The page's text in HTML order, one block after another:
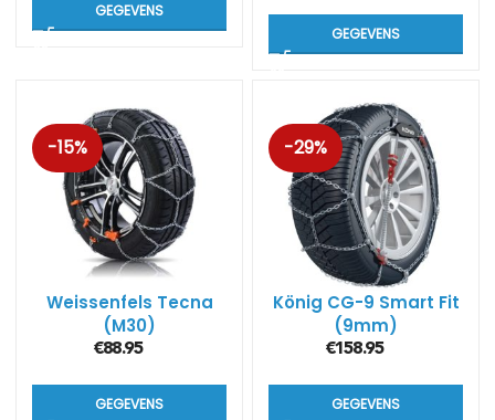
GEGEVENS
GEGEVENS
-15%
Weissenfels Tecna
(M30)
€88.95
GEGEVENS
-29%
König CG-9 Smart Fit
(9mm)
€158.95
GEGEVENS